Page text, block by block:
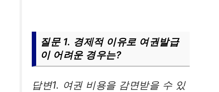
질문 1. 경제적 이유로 여권발급
이 어려운 경우는?
답변1. 여권 비용을 감면받을 수 있